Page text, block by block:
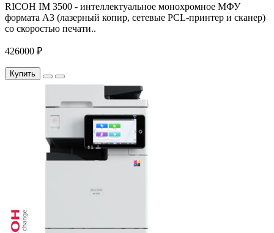
RICOH IM 3500 - интеллектуальное монохромное МФУ
формата А3 (лазерный копир, сетевые PCL-принтер и сканер)
со скоростью печати..
426000 ₽
Купить